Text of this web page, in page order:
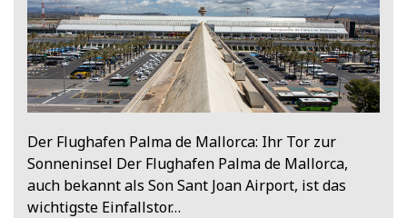
Der Flughafen Palma de Mallorca: Ihr Tor zur
Sonneninsel Der Flughafen Palma de Mallorca,
auch bekannt als Son Sant Joan Airport, ist das
wichtigste Einfallstor…